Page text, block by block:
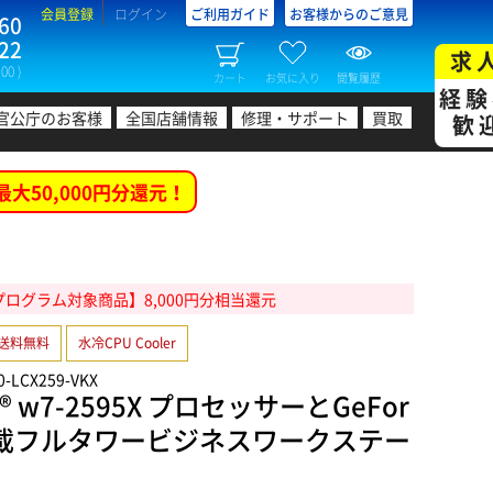
)
会員登録 ログイン ご利用ガイド お客様からのご意見
カート お気に入り 閲覧履歴
公庁のお客様 全国店舗情報 修理・サポート 買取
求
経
歓
大50,000円分還元！
グラム対象商品】8,000円分相当還元
料無料 水冷CPU Cooler
LCX259-VKX
w7-2595X プロセッサーとGeFor
フルタワービジネスワークステー